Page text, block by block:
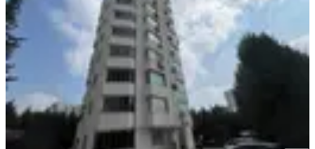
Seyhan, Gürselpaşa Mahallesi
2+1 ·125 m² ·4. Kat· 07.08.2026
34.750 ₺
KARAASLAN GAYRİMENKUL Uğur Süleyman Karaaslan
Ara